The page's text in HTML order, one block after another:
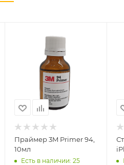
Праймер 3M Primer 94,
10мл
Есть в наличии: 25